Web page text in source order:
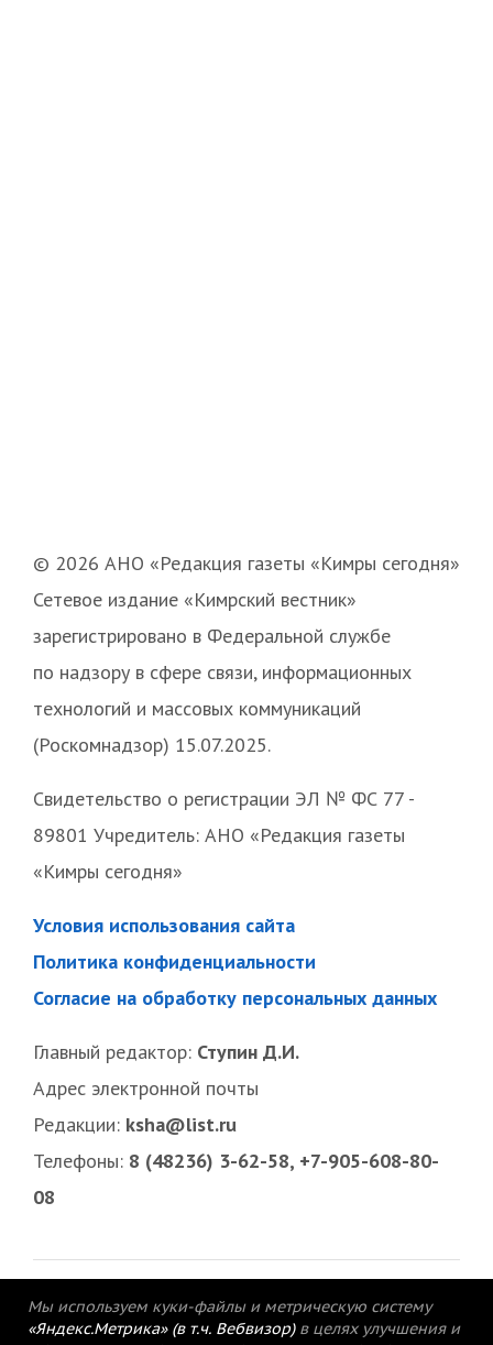
© 2026 АНО «Редакция газеты «Кимры сегодня»
Сетевое издание «Кимрский вестник»
зарегистрировано в Федеральной службе
по надзору в сфере связи, информационных
технологий и массовых коммуникаций
(Роскомнадзор) 15.07.2025.
Свидетельство о регистрации ЭЛ № ФС 77 -
89801 Учредитель: АНО «Редакция газеты
«Кимры сегодня»
Условия использования сайта
Политика конфиденциальности
Согласие на обработку персональных данных
Главный редактор: Ступин Д.И.
Адрес электронной почты
Редакции: ksha@list.ru
Телефоны: 8 (48236) 3-62-58, +7-905-608-80-
08
Мы используем куки-файлы и метрическую систему
«Яндекс.Метрика» (в т.ч. Вебвизор) в целях улучшения и